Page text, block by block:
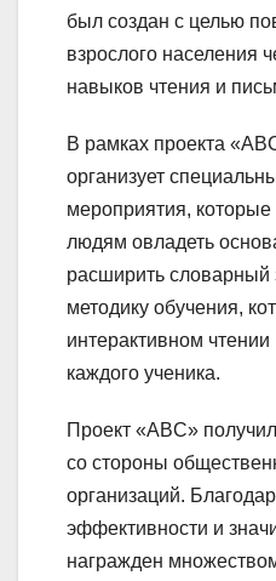
был создан с целью
взрослого населения
навыков чтения и
В рамках проекта
организует
мероприятия,
людям овладеть
расширить словарный
методику обучения,
интерактивном
каждого ученика.
Проект «ABC»
со стороны
организаций.
эффективности и
награжден